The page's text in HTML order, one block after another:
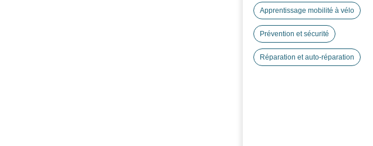
Apprentissage mobilité à vélo
Prévention et sécurité
Réparation et auto-réparation